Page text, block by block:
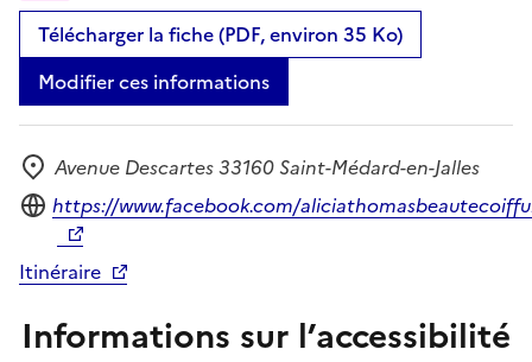
Télécharger la fiche (PDF, environ 35 Ko)
Modifier ces informations
Adresse
Avenue Descartes 33160 Saint-Médard-en-Jalles
Site internet
https://www.facebook.com/
Itinéraire
Informations sur l’accessibilité